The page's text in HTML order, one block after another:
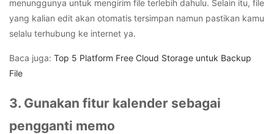
menunggunya untuk mengirim file terlebih dahulu. Selain itu, file
yang kalian edit akan otomatis tersimpan namun pastikan kamu
selalu terhubung ke internet ya.
Baca juga: Top 5 Platform Free Cloud Storage untuk Backup
File
3. Gunakan fitur kalender sebagai
pengganti memo